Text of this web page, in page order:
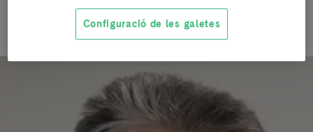
edició de la "Maestría en Enfermedades
Autoinmunes" a Asunción, Paraguai.
Configuració de les galetes